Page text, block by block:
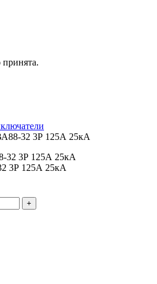
32 3Р 125А 25кА
3Р 125А 25кА
+